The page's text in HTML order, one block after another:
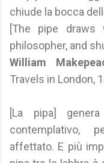
chiude la bocca
[The pipe
philosopher, and
William
Travels in London,
[La pipa]
contemplativo,
affettato. E più